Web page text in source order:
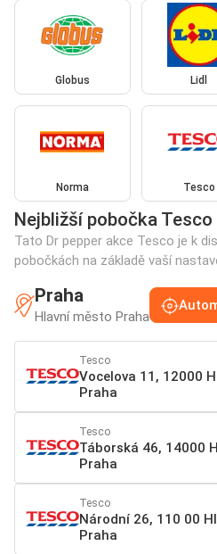
Globus Lidl
Norma Tesco
Nejbližší pobočka Tesco
Tato Dr pepper akce Tesco je k
pobočkách na základě vaší
Praha
Hlavní město Praha
Tesco
Vocelova 11, 12000
Praha
Tesco
Táborská 46, 14000
Praha
Tesco
Národní 26, 110 00
Praha